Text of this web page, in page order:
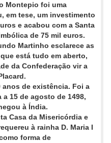
Montepio foi uma
em tese, um investimento
e acabou com a Santa
de 75 mil euros.
Martinho esclarece as
está tudo em aberto,
da Confederação vir a
anos de existência. Foi a
15 de agosto de 1498,
à Índia.
Casa da Misericórdia e
à rainha D. Maria I
forma de